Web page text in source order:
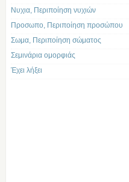
Νυχια, Περιποίηση νυχιών
Προσωπο, Περιποίηση προσώπου
Σωμα, Περιποίηση σώματος
Σεμινάρια ομορφιάς
Έχει λήξει